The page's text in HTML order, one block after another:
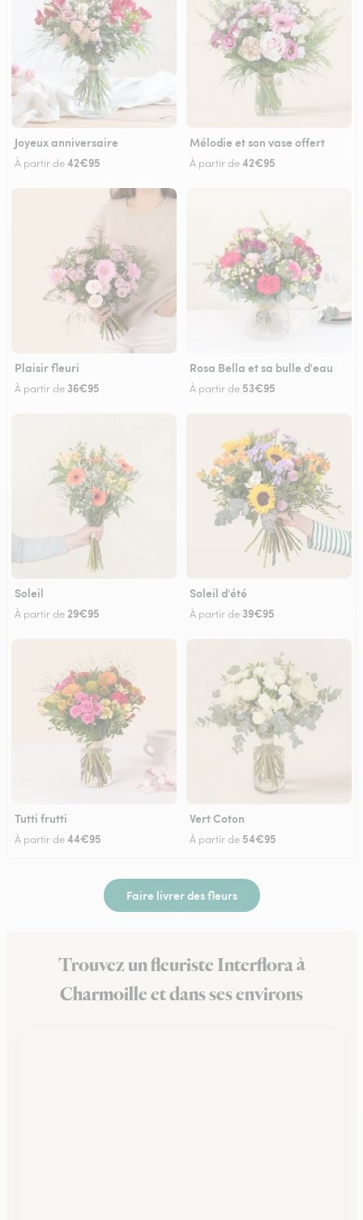
Joyeux anniversaire
À partir de42€95
Mélodie et son vase offert
À partir de42€95
Plaisir fleuri
À partir de 36€95
Rosa Bella et sa bulle d'eau
À partir de 53€95
Soleil
À partir de 29€95
Soleil d'été
À partir de 39€95
Tutti frutti
À partir de44€95
Vert Coton
À partir de 54€95
Faire livrer des fleurs
Trouvez un fleuriste Interflora à
Charmoille et dans ses environs